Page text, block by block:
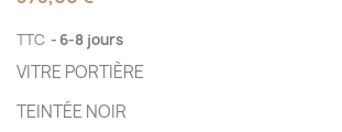
TTC 6-8 jours
VITRE PORTIÈRE
TEINTÉE NOIR